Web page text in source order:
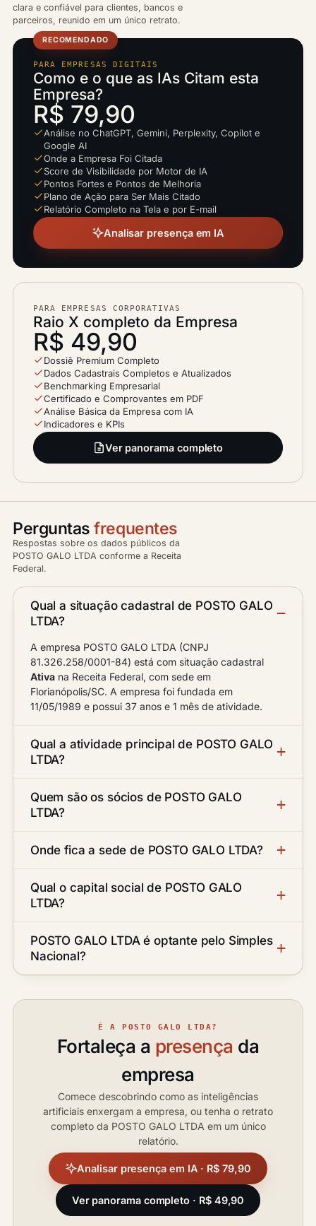
clara e confiável para clientes, bancos e
parceiros, reunido em um único retrato.
RECOMENDADO
PARA EMPRESAS DIGITAIS
Como e o que as IAs Citam esta
Empresa?
R$ 79,90
Análise no ChatGPT, Gemini, Perplexity, Copilot e
Google AI
Onde a Empresa Foi Citada
Score de Visibilidade por Motor de IA
Pontos Fortes e Pontos de Melhoria
Plano de Ação para Ser Mais Citado
Relatório Completo na Tela e por E-mail
Analisar presença em IA
PARA EMPRESAS CORPORATIVAS
Raio X completo da Empresa
R$ 49,90
Dossiê Premium Completo
Dados Cadastrais Completos e Atualizados
Benchmarking Empresarial
Certificado e Comprovantes em PDF
Análise Básica da Empresa com IA
Indicadores e KPIs
Ver panorama completo
Perguntasfrequentes
Respostas sobre os dados públicos da
POSTO GALO LTDA conforme a Receita
Federal.
Qual a situação cadastral de POSTO GALO
LTDA?
A empresa POSTO GALO LTDA (CNPJ
81.326.258/0001-84) está com situação cadastral
Ativa na Receita Federal, com sede em
Florianópolis/SC. A empresa foi fundada em
11/05/1989 e possui 37 anos e 1 mês de atividade.
Qual a atividade principal de POSTO GALO
LTDA?
Quem são os sócios de POSTO GALO
LTDA?
Onde fica a sede de POSTO GALO LTDA?
Qual o capital social de POSTO GALO
LTDA?
POSTO GALO LTDA é optante pelo Simples
Nacional?
É A POSTO GALO LTDA?
Fortaleça a presença da
empresa
Comece descobrindo como as inteligências
artificiais enxergam a empresa, ou tenha o retrato
completo da POSTO GALO LTDA em um único
relatório.
Analisar presença em IA · R$ 79,90
Ver panorama completo · R$ 49,90